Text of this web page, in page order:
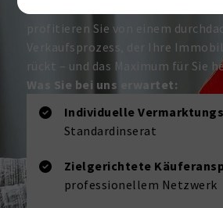
Bilder und einen Inseratstext. Mit
profitieren Sie von einem
Verkaufsprozess, der Ihre
rückt – und das Maximum für Sie
Was Sie bei uns erwartet:
Individuelle
Standardinserat
Zielgerichtete
professionellem Netzwerk